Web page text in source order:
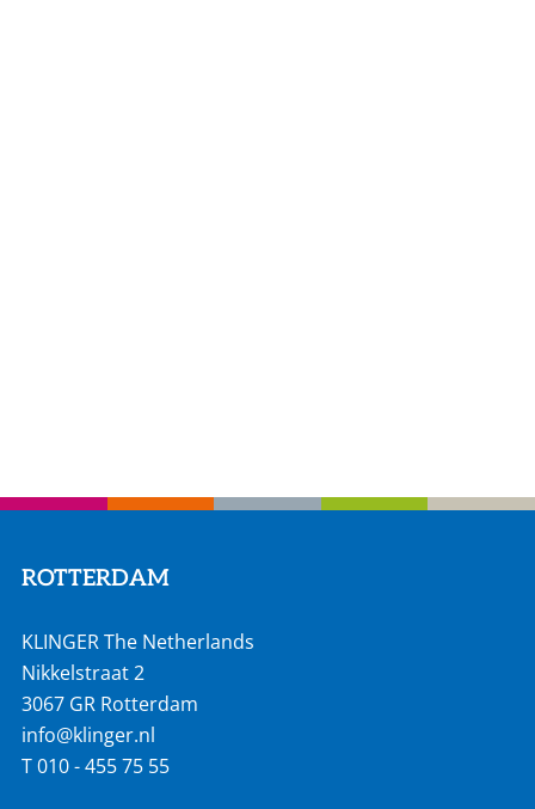
ROTTERDAM
KLINGER The Netherlands
Nikkelstraat 2
3067 GR Rotterdam
info@klinger.nl
T010 - 455 75 55